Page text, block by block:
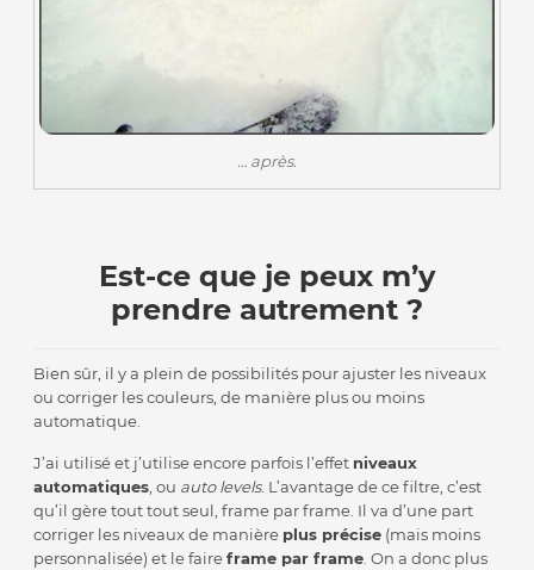
… après.
Est-ce que je peux m’y
prendre autrement ?
Bien sûr, il y a plein de possibilités pour ajuster les niveaux
ou corriger les couleurs, de manière plus ou moins
automatique.
J’ai utilisé et j’utilise encore parfois l’effet niveaux
automatiques, ou auto levels. L’avantage de ce filtre, c’est
qu’il gère tout tout seul, frame par frame. Il va d’une part
corriger les niveaux de manière plus précise (mais moins
personnalisée) et le faireframe par frame. On a donc plus